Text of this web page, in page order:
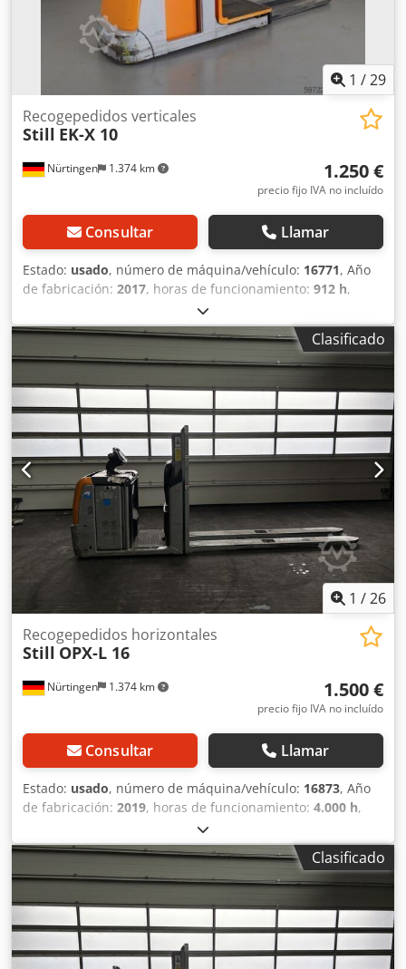
1 /29
Nürtingen 1.374 km
Recogepedidos verticales
Still EK-X 10
1.250 €
precio fijo IVA no incluído
Consultar Llamar
Estado: usado, número de máquina/vehículo: 16771, Año
de fabricación: 2017, horas de funcionamiento: 912 h,
1.000 kg, altura de elevación:
mm, tipo de combustible:eléctrico, tipo de mástil:
, altura de construcción:1.620 mm, voltaje de la
batería:24 V, longitud de la horquilla:1.200 mm, peso
total:1.644 kg, 5036829 Dsdpfx Aox Rphlolfock Número de
serie: 612101H00250 Especificaciones de la batería: 24 V,
4PzS, 620
Clasificado
1 /26
Nürtingen 1.374 km
Recogepedidos horizontales
Still OPX-L 16
1.500 €
precio fijo IVA no incluído
Consultar Llamar
Estado: usado, número de máquina/vehículo: 16873, Año
de fabricación: 2019, horas de funcionamiento: 4.000 h,
1.600 kg, altura de elevación:
mm, centro de carga:1.200 mm, tipo de combustible:
, tipo de mástil:Simplex, altura de construcción:
1.660 mm, voltaje de la batería:24 V, longitud de la
horquilla:1.150 mm, peso total:1.720 kg, 5077219 Dodpfx
Aoym Hzaslfock Número de serie: F21081V00002
Especificaciones de la batería: 24 V, 3NXS, 420 Ah, fecha de
fabricación: 2019.
Clasificado